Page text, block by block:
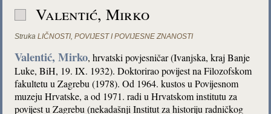
Valentić, Mirko
Struka LIČNOSTI,POVIJEST I POVIJESNE ZNANOSTI
Valentić, Mirko, hrvatski povjesničar (Ivanjska, kraj Banje
Luke, BiH, 19. IX. 1932). Doktorirao povijest na Filozofskom
fakultetu u Zagrebu (1978). Od 1964. kustos u Povijesnom
muzeju Hrvatske, a od 1971. radi u Hrvatskom institutu za
povijest u Zagrebu (nekadašnji Institut za historiju radničkog